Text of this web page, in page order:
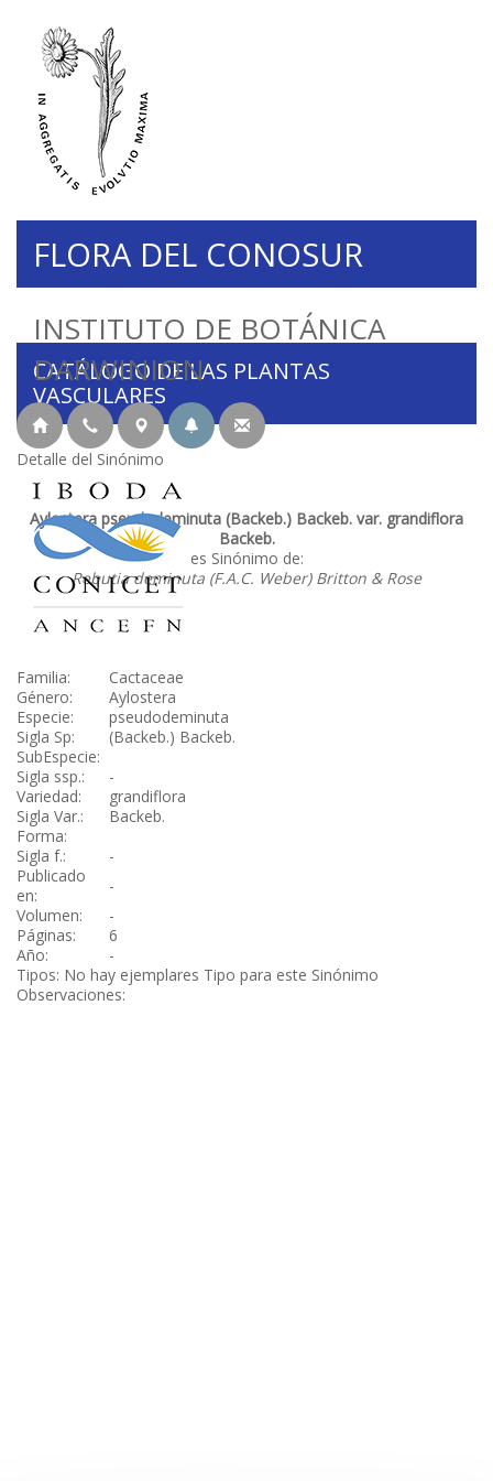
INSTITUTO DE BOTÁNICA
DARWINION
FLORA DEL CONOSUR
CATÁLOGO DE LAS PLANTAS
VASCULARES
Detalle del Sinónimo
Aylostera pseudodeminuta (Backeb.) Backeb. var. grandiflora
Backeb.
es Sinónimo de:
Rebutia deminuta (F.A.C. Weber) Britton & Rose
Familia:
Cactaceae
Género:
Aylostera
Especie:
pseudodeminuta
Sigla Sp:
(Backeb.) Backeb.
SubEspecie:
Sigla ssp.:
-
Variedad:
grandiflora
Sigla Var.:
Backeb.
Forma:
Sigla f.:
-
Publicado
en:
-
Volumen:
-
Páginas:
6
Año:
-
Tipos: No hay ejemplares Tipo para este Sinónimo
Observaciones: